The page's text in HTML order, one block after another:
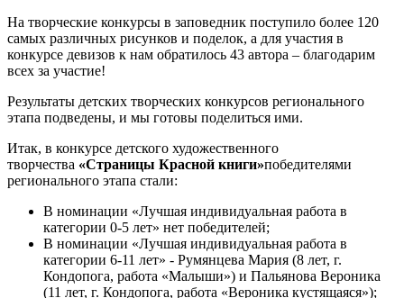
На творческие конкурсы в заповедник поступило более 120
самых различных рисунков и поделок, а для участия в
конкурсе девизов к нам обратилось 43 автора – благодарим
всех за участие!
Результаты детских творческих конкурсов регионального
этапа подведены, и мы готовы поделиться ими.
Итак, в конкурсе детского художественного
творчества «Страницы Красной книги»победителями
регионального этапа стали:
В номинации «Лучшая индивидуальная работа в
категории 0-5 лет» нет победителей;
В номинации «Лучшая индивидуальная работа в
категории 6-11 лет» - Румянцева Мария (8 лет, г.
Кондопога, работа «Малыши») и Пальянова Вероника
(11 лет, г. Кондопога, работа «Вероника кустящаяся»);